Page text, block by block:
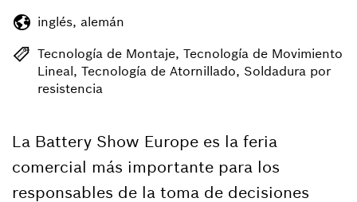
inglés, alemán
Tecnología de Montaje, Tecnología de Movimiento
Lineal, Tecnología de Atornillado, Soldadura por
resistencia
La Battery Show Europe es la feria
comercial más importante para los
responsables de la toma de decisiones